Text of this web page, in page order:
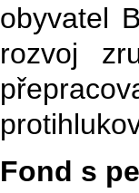
obyvatel
rozvoj
Fond s